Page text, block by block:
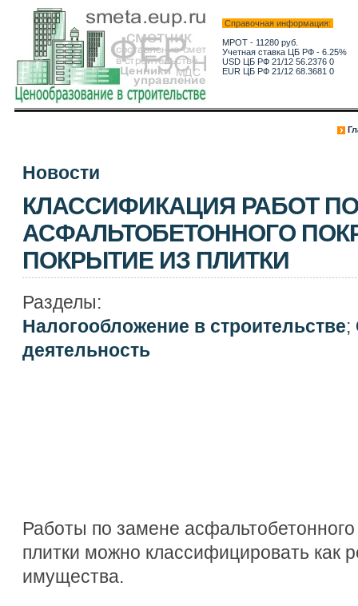
Справочная информация:
МРОТ - 11280 руб.
Учетная ставка ЦБ РФ - 6.25%
USD ЦБ РФ 21/12 56.2376 0
EUR ЦБ РФ 21/12 68.3681 0
Новости
КЛАССИФИКАЦИЯ РАБОТ
АСФАЛЬТОБЕТОННОГО
ПОКРЫТИЕ ИЗ ПЛИТКИ
Разделы:
Налогообложение в строительстве;
деятельность
Работы по замене
плитки можно классифицировать как
имущества.